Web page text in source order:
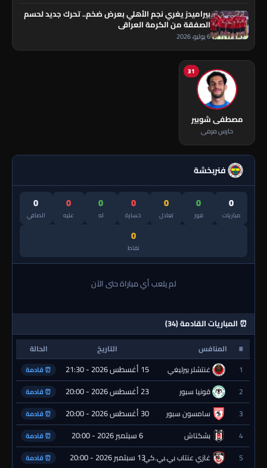
بيراميدز يغري نجم الأهلي بعرض ضخم.. تحرك جديد لحسم
الصفقة من الكرمة العراقي
6 يوليو، 2026
31
مصطفى شوبير
حارس مرمى
فنربخشة
0
مباريات
0
فوز
0
تعادل
0
خسارة
0
له
0
عليه
0
الصافي
0
نقاط
لم يلعب أي مباراة حتى الآن
⏰ المباريات القادمة (34)
# المنافس التاريخ
الحالة
1
غنتشلر بيرليغي 15 أغسطس 2026 - 21:30 ⏰ قادمة
2 قونيا سبور 23 أغسطس 2026 - 20:00 ⏰ قادمة
3 سامسون سبور 30 أغسطس 2026 - 20:00 ⏰ قادمة
4 بشكتاش 6 سبتمبر 2026 - 20:00 ⏰ قادمة
5 غازي عنتاب بي.بي.كي.13 سبتمبر 2026 - 20:00 ⏰ قادمة